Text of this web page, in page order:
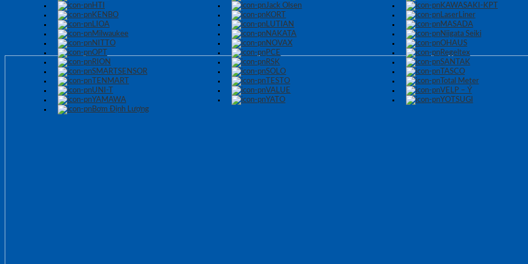
HTI
Jack Olsen
KAWASAKI-KPT
KENBO
KORT
LaserLiner
LIOA
LUTIAN
MASADA
Milwaukee
NAKATA
Niigata Seiki
NITTO
NOVAX
OHAUS
OPT
PCE
Regeltex
RION
RSK
SANTAK
SMARTSENSOR
SOLO
TASCO
TENMART
TESTO
Total Meter
UNI-T
VALUE
VELP – Ý
YAMAWA
YATO YOTSUGI
Bơm Định Lượng